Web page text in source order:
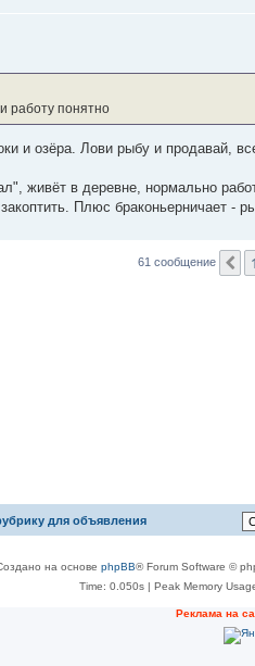
работу понятно
и озёра. Лови рыбу и продавай,
живёт в деревне, нормально
Плюс браконьерничает -
61 сообщение
для объявления
на основе phpBB® Forum Software ©
Time: 0.050s| Peak Memory
Реклама на